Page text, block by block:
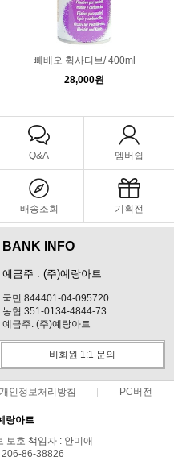
뻬베오 휙사티브/ 400ml
28,000원
Q&A 멤버쉽
배송조회 기획전
BANK INFO
예금주 : (주)예랑아트
국민 844401-04-095720
농협 351-0134-4844-73
예금주: (주)예랑아트
비회원 1:1 문의
개인정보처리방침 PC버전
랑아트
보호 책임자 : 안미애
206-86-38826